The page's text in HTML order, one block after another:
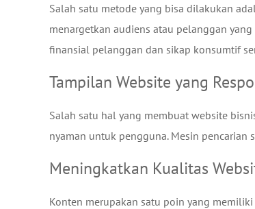
Salah satu metode yang bisa dilakukan
menargetkan audiens atau pelanggan
finansial pelanggan dan sikap konsumtif
Tampilan Website yang
Salah satu hal yang membuat website
nyaman untuk pengguna. Mesin
Meningkatkan Kualitas
Konten merupakan satu poin yang